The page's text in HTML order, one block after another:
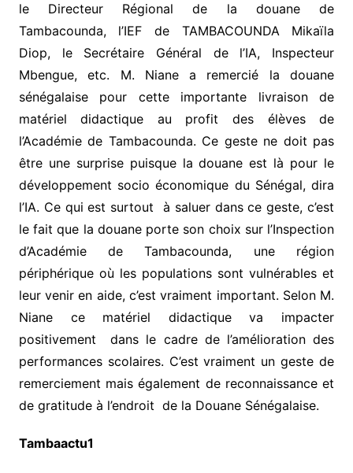
le Directeur Régional de la douane de
Tambacounda, l’IEF de TAMBACOUNDA Mikaïla
Diop, le Secrétaire Général de l’IA, Inspecteur
Mbengue, etc. M. Niane a remercié la douane
sénégalaise pour cette importante livraison de
matériel didactique au profit des élèves de
l’Académie de Tambacounda. Ce geste ne doit pas
être une surprise puisque la douane est là pour le
développement socio économique du Sénégal, dira
l’IA. Ce qui est surtout à saluer dans ce geste, c’est
le fait que la douane porte son choix sur l’Inspection
d’Académie de Tambacounda, une région
périphérique où les populations sont vulnérables et
leur venir en aide, c’est vraiment important. Selon M.
Niane ce matériel didactique va impacter
positivement dans le cadre de l’amélioration des
performances scolaires. C’est vraiment un geste de
remerciement mais également de reconnaissance et
de gratitude à l’endroit de la Douane Sénégalaise.
Tambaactu1